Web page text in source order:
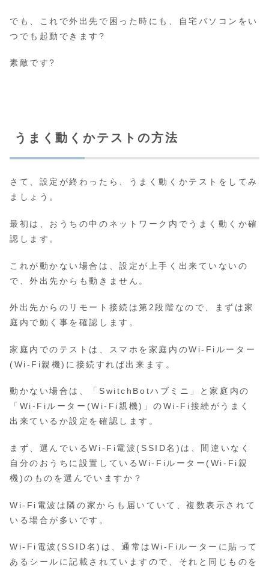
でも、これで外出先で困った時にも、自宅パソコンをい
つでも起動できます?️
素敵です?
うまく動くかテストの方法
さて、設定が終わったら、うまく動くかテストをしてみ
ましょう。
最初は、おうちの中のネットワーク内でうまく動くか確
認します。
これが動かない場合は、設定が上手く出来ていないの
で、外出先からも動きません。
外出先からのリモート接続は第2段階なので、まずは家
庭内で動く事を確認します。
家庭内でのテストは、スマホを家庭内のWi-Fiルーター
(Wi-Fi親機)に接続すれば出来ます。
動かない場合は、「SwitchBotハブミニ」と家庭内の
「Wi-Fiルーター(Wi-Fi親機)」のWi-Fi接続がうまく
出来ているか設定を確認します。
まず、選んでいるWi-Fi電波(SSID名)は、間違いなく
自分のおうちに設置しているWi-Fiルーター(Wi-Fi親
機)のものを選んでいますか？
Wi-Fi電波は隣の家からも届いていて、複数表示されて
いる場合が多いです。
Wi-Fi電波(SSID名)は、通常はWi-Fiルーターに貼って
あるシールに記載されていますので、それと同じものを